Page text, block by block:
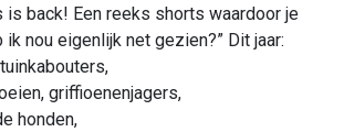
is back! Een reeks shorts waardoor je
ik nou eigenlijk net gezien?” Dit jaar:
griffioenenjagers,
honden,